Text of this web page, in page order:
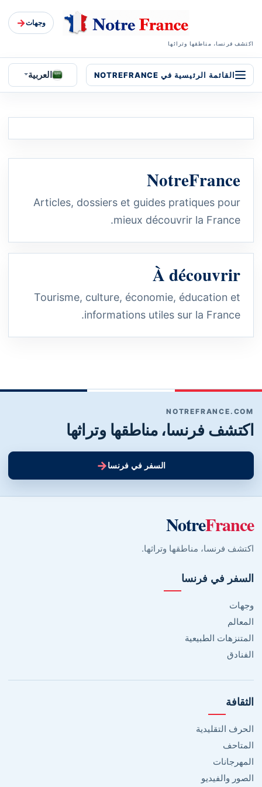
اكتشف فرنسا، مناطقها وتراثها
وجهات→
القائمة الرئيسية في NOTREFRANCE العربية
NotreFrance
Articles, dossiers et guides pratiques pour
mieux découvrir la France.
À découvrir
Tourisme, culture, économie, éducation et
informations utiles sur la France.
NOTREFRANCE.COM
اكتشف فرنسا، مناطقها وتراثها
السفر في فرنسا→
NotreFrance
اكتشف فرنسا، مناطقها وتراثها.
السفر في فرنسا
وجهات
المعالم
المتنزهات الطبيعية
الفنادق
الثقافة
الحرف التقليدية
المتاحف
المهرجانات
الصور والفيديو